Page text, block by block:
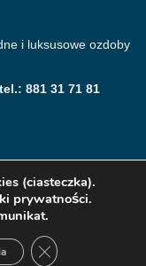
i luksusowe ozdoby
881 31 71 81
na ściany.
(ciasteczka).
prywatności.
ZAMKNIJ